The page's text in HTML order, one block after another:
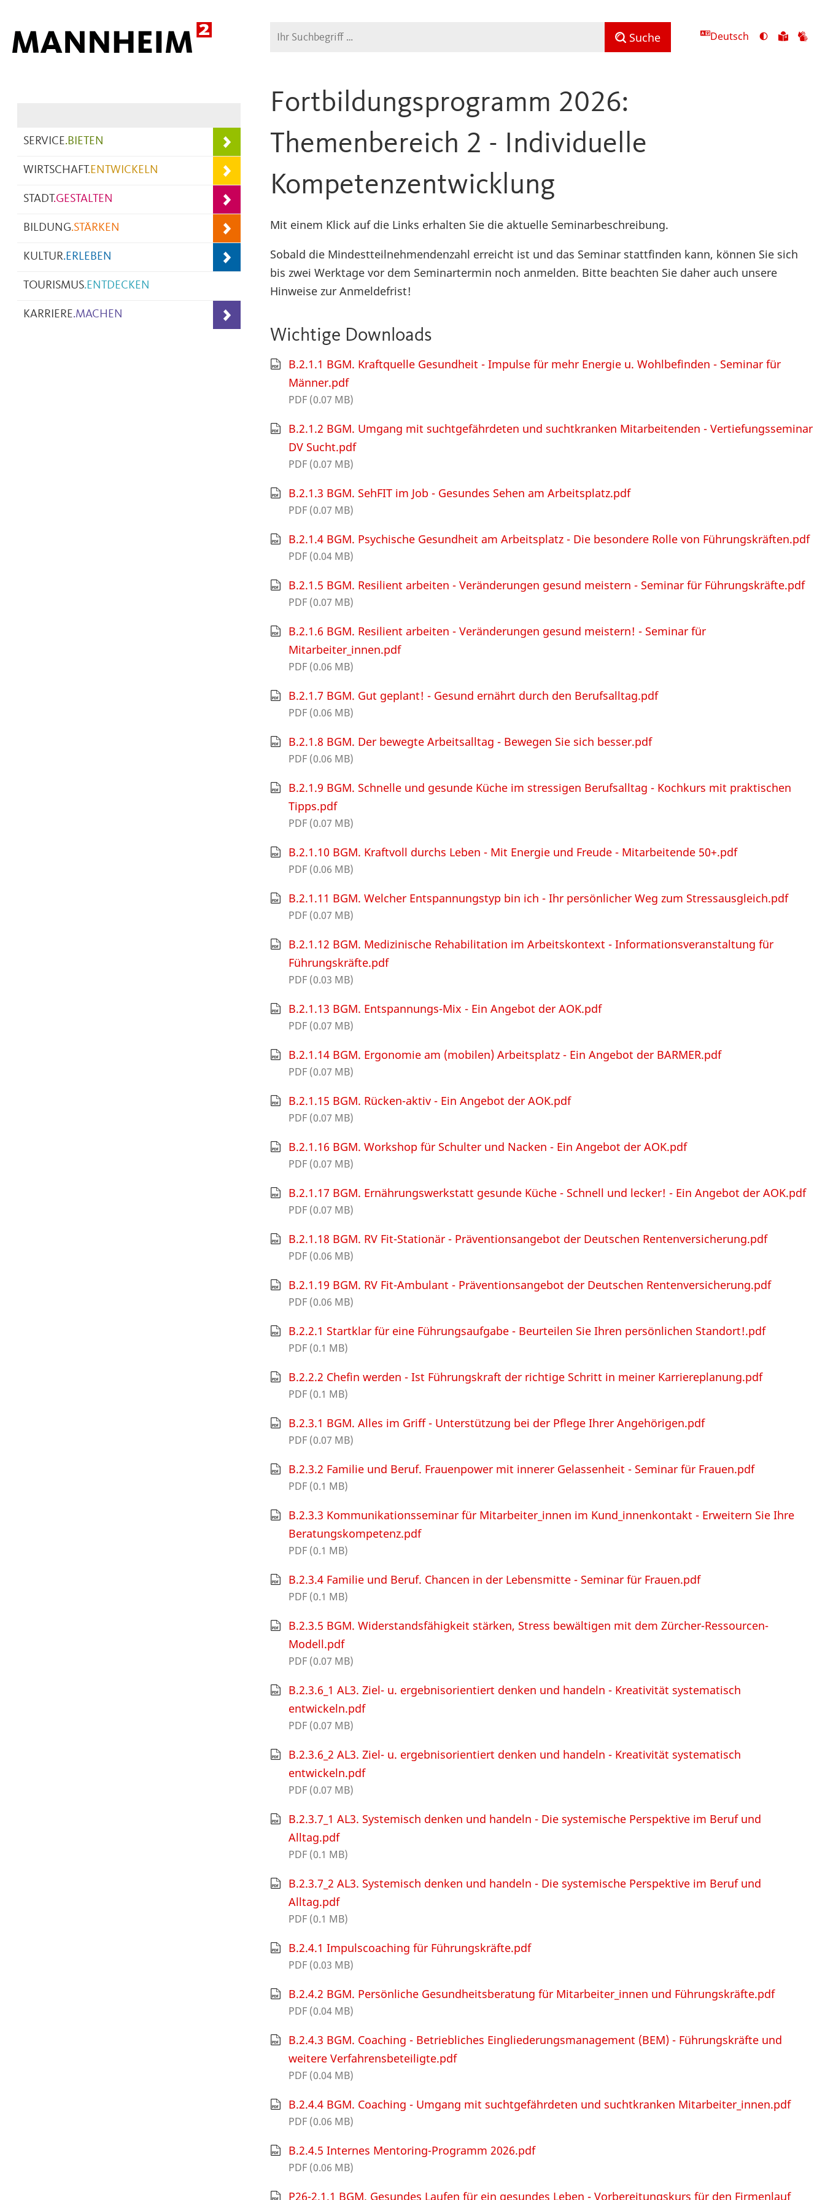
Suche Suche Deutsch
Ansicht
Zu
SERVICE.BIETEN
WIRTSCHAFT.ENTWICKELN
STADT.GESTALTEN
BILDUNG.STÄRKEN
KULTUR.ERLEBEN
TOURISMUS.ENTDECKEN
KARRIERE.MACHEN
Fortbildungsprogramm 2026:
Themenbereich 2 - Individuelle
Kompetenzentwicklung
Mit einem Klick auf die Links erhalten Sie die aktuelle Seminarbeschreibung.
Sobald die Mindestteilnehmendenzahl erreicht ist und das Seminar stattfinden kann, können Sie sich
bis zwei Werktage vor dem Seminartermin noch anmelden. Bitte beachten Sie daher auch unsere
Hinweise zur Anmeldefrist!
Wichtige Downloads
B.2.1.1 BGM. Kraftquelle Gesundheit - Impulse für mehr Energie u. Wohlbefinden - Seminar für
Männer.pdf
PDF (0.07 MB)
B.2.1.2 BGM. Umgang mit suchtgefährdeten und suchtkranken Mitarbeitenden - Vertiefungsseminar
DV Sucht.pdf
PDF (0.07 MB)
B.2.1.3 BGM. SehFIT im Job - Gesundes Sehen am Arbeitsplatz.pdf
PDF (0.07 MB)
B.2.1.4 BGM. Psychische Gesundheit am Arbeitsplatz - Die besondere Rolle von Führungskräften.pdf
PDF (0.04 MB)
B.2.1.5 BGM. Resilient arbeiten - Veränderungen gesund meistern - Seminar für Führungskräfte.pdf
PDF (0.07 MB)
B.2.1.6 BGM. Resilient arbeiten - Veränderungen gesund meistern! - Seminar für
Mitarbeiter_innen.pdf
PDF (0.06 MB)
B.2.1.7 BGM. Gut geplant! - Gesund ernährt durch den Berufsalltag.pdf
PDF (0.06 MB)
B.2.1.8 BGM. Der bewegte Arbeitsalltag - Bewegen Sie sich besser.pdf
PDF (0.06 MB)
B.2.1.9 BGM. Schnelle und gesunde Küche im stressigen Berufsalltag - Kochkurs mit praktischen
Tipps.pdf
PDF (0.07 MB)
B.2.1.10 BGM. Kraftvoll durchs Leben - Mit Energie und Freude - Mitarbeitende 50+.pdf
PDF (0.06 MB)
B.2.1.11 BGM. Welcher Entspannungstyp bin ich - Ihr persönlicher Weg zum Stressausgleich.pdf
PDF (0.07 MB)
B.2.1.12 BGM. Medizinische Rehabilitation im Arbeitskontext - Informationsveranstaltung für
Führungskräfte.pdf
PDF (0.03 MB)
B.2.1.13 BGM. Entspannungs-Mix - Ein Angebot der AOK.pdf
PDF (0.07 MB)
B.2.1.14 BGM. Ergonomie am (mobilen) Arbeitsplatz - Ein Angebot der BARMER.pdf
PDF (0.07 MB)
B.2.1.15 BGM. Rücken-aktiv - Ein Angebot der AOK.pdf
PDF (0.07 MB)
B.2.1.16 BGM. Workshop für Schulter und Nacken - Ein Angebot der AOK.pdf
PDF (0.07 MB)
B.2.1.17 BGM. Ernährungswerkstatt gesunde Küche - Schnell und lecker! - Ein Angebot der AOK.pdf
PDF (0.07 MB)
B.2.1.18 BGM. RV Fit-Stationär - Präventionsangebot der Deutschen Rentenversicherung.pdf
PDF (0.06 MB)
B.2.1.19 BGM. RV Fit-Ambulant - Präventionsangebot der Deutschen Rentenversicherung.pdf
PDF (0.06 MB)
B.2.2.1 Startklar für eine Führungsaufgabe - Beurteilen Sie Ihren persönlichen Standort!.pdf
PDF (0.1 MB)
B.2.2.2 Chefin werden - Ist Führungskraft der richtige Schritt in meiner Karriereplanung.pdf
PDF (0.1 MB)
B.2.3.1 BGM. Alles im Griff - Unterstützung bei der Pflege Ihrer Angehörigen.pdf
PDF (0.07 MB)
B.2.3.2 Familie und Beruf. Frauenpower mit innerer Gelassenheit - Seminar für Frauen.pdf
PDF (0.1 MB)
B.2.3.3 Kommunikationsseminar für Mitarbeiter_innen im Kund_innenkontakt - Erweitern Sie Ihre
Beratungskompetenz.pdf
PDF (0.1 MB)
B.2.3.4 Familie und Beruf. Chancen in der Lebensmitte - Seminar für Frauen.pdf
PDF (0.1 MB)
B.2.3.5 BGM. Widerstandsfähigkeit stärken, Stress bewältigen mit dem Zürcher-Ressourcen-
Modell.pdf
PDF (0.07 MB)
B.2.3.6_1 AL3. Ziel- u. ergebnisorientiert denken und handeln - Kreativität systematisch
entwickeln.pdf
PDF (0.07 MB)
B.2.3.6_2 AL3. Ziel- u. ergebnisorientiert denken und handeln - Kreativität systematisch
entwickeln.pdf
PDF (0.07 MB)
B.2.3.7_1 AL3. Systemisch denken und handeln - Die systemische Perspektive im Beruf und
Alltag.pdf
PDF (0.1 MB)
B.2.3.7_2 AL3. Systemisch denken und handeln - Die systemische Perspektive im Beruf und
Alltag.pdf
PDF (0.1 MB)
B.2.4.1 Impulscoaching für Führungskräfte.pdf
PDF (0.03 MB)
B.2.4.2 BGM. Persönliche Gesundheitsberatung für Mitarbeiter_innen und Führungskräfte.pdf
PDF (0.04 MB)
B.2.4.3 BGM. Coaching - Betriebliches Eingliederungsmanagement (BEM) - Führungskräfte und
weitere Verfahrensbeteiligte.pdf
PDF (0.04 MB)
B.2.4.4 BGM. Coaching - Umgang mit suchtgefährdeten und suchtkranken Mitarbeiter_innen.pdf
PDF (0.06 MB)
B.2.4.5 Internes Mentoring-Programm 2026.pdf
PDF (0.06 MB)
P26-2.1.1 BGM. Gesundes Laufen für ein gesundes Leben - Vorbereitungskurs für den Firmenlauf